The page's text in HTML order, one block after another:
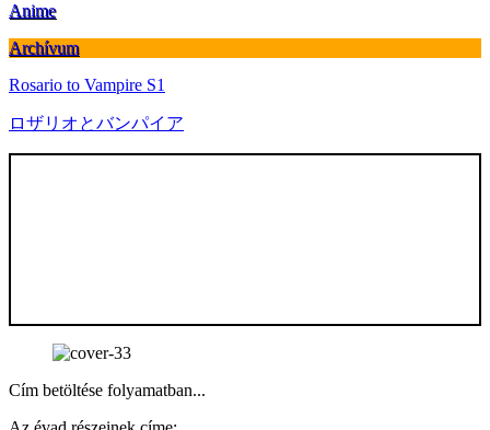
Anime
Archívum
Rosario to Vampire S1
ロザリオとバンパイア
Cím betöltése folyamatban...